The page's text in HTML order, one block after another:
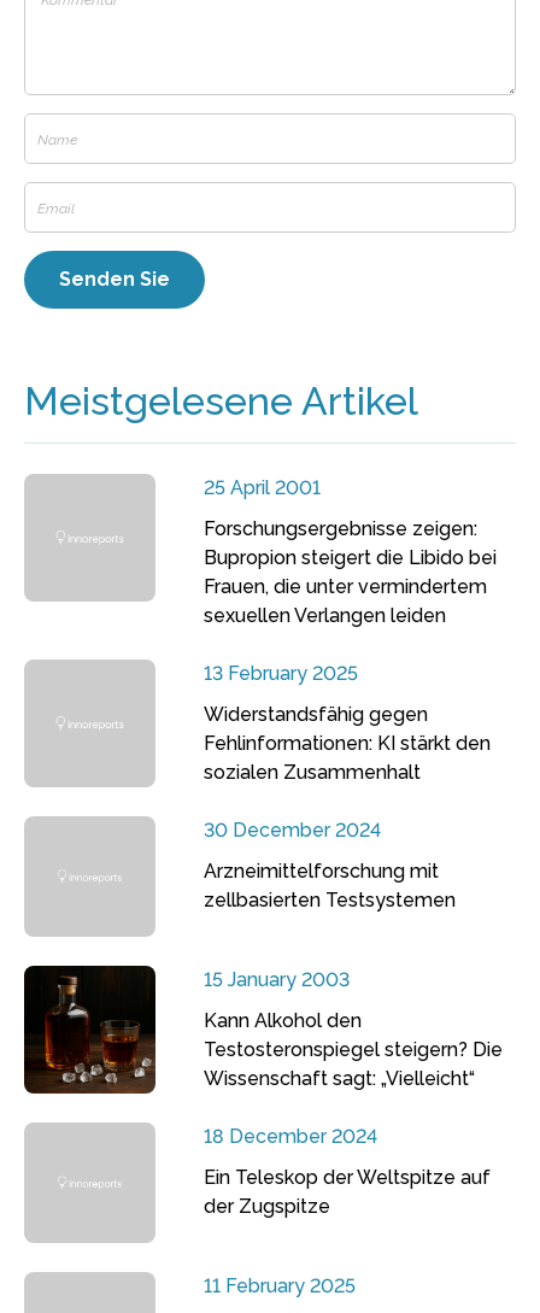
Meistgelesene Artikel
25 April 2001
Forschungsergebnisse zeigen:
Bupropion steigert die Libido bei
Frauen, die unter vermindertem
sexuellen Verlangen leiden
13 February 2025
Widerstandsfähig gegen
Fehlinformationen: KI stärkt den
sozialen Zusammenhalt
30 December 2024
Arzneimittelforschung mit
zellbasierten Testsystemen
15 January 2003
Kann Alkohol den
Testosteronspiegel steigern? Die
Wissenschaft sagt: „Vielleicht“
18 December 2024
Ein Teleskop der Weltspitze auf
der Zugspitze
11 February 2025